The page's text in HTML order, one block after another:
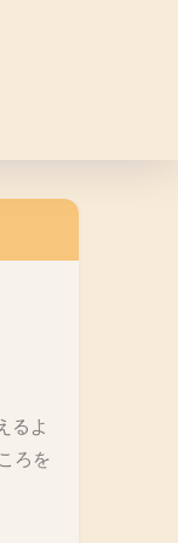
るよ
ろを